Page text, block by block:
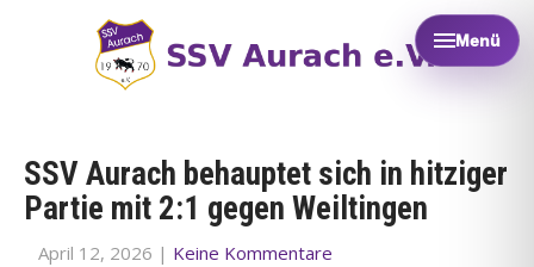
SSV Aurach behauptet sich in hitziger
Partie mit 2:1 gegen Weiltingen
April 12, 2026 | Keine Kommentare
Menü